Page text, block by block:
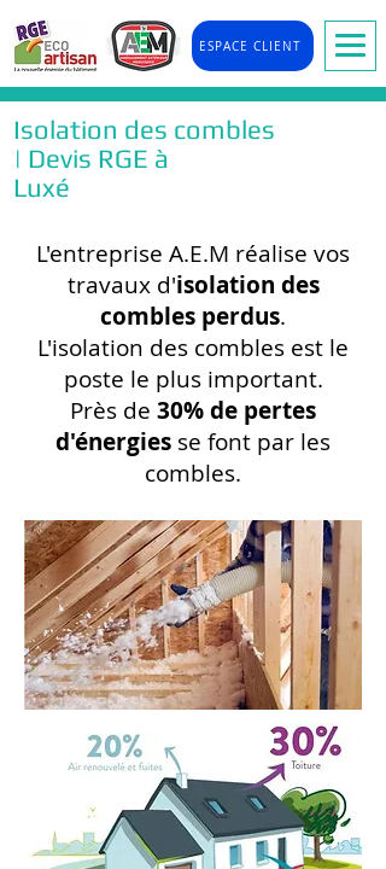
ESPACE CLIENT
Isolation des combles
| Devis RGE à
Luxé
L'entreprise A.E.M réalise vos
travaux d'isolation des
combles perdus.
L'isolation des combles est le
poste le plus important.
Près de 30% de pertes
d'énergies se font par les
combles.